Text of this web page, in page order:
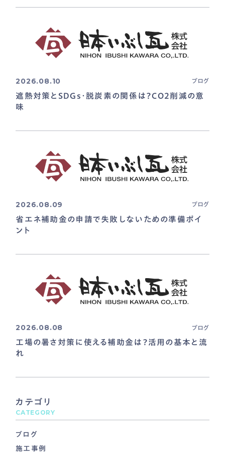
2026.08.10 ブログ
遮熱対策とSDGs・脱炭素の関係は？CO2削減の意
味
2026.08.09 ブログ
省エネ補助金の申請で失敗しないための準備ポイ
ント
2026.08.08 ブログ
工場の暑さ対策に使える補助金は？活用の基本と流
れ
カテゴリ
CATEGORY
ブログ
施工事例